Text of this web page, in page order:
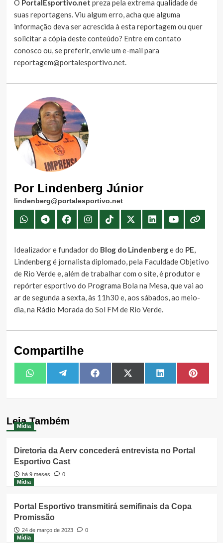
O PortalEsportivo.net preza pela extrema qualidade de
suas reportagens. Viu algum erro, acha que alguma
informação deva ser acrescida à esta reportagem ou quer
solicitar a cópia deste conteúdo? Entre em contato
conosco ou, se preferir, envie um e-mail para
reportagem@portalesportivo.net.
Por Lindenberg Júnior
lindenberg@portalesportivo.net
Idealizador e fundador do Blog do Lindenberge do PE,
Lindenberg é jornalista diplomado, pela Faculdade Objetivo
de Rio Verde e, além de trabalhar com o site, é produtor e
repórter esportivo do Programa Bola na Mesa, que vai ao
ar de segunda a sexta, às 11h30 e, aos sábados, ao meio-
dia, na Rádio Morada do Sol FM de Rio Verde.
Compartilhe
Share
on
WhatsAppShare
on
TelegramShare
on
FacebookShare
on
X
(Twitter)
Share
on
LinkedIn Share
on
Leia Também
Mídia
Diretoria da Aerv concederá entrevista no Portal
Esportivo Cast
há 9 meses
0
Mídia
Portal Esportivo transmitirá semifinais da Copa
Promissão
24 de março de 2023
0
Mídia